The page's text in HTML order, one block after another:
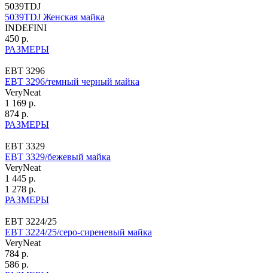
5039TDJ
5039TDJ Женская майка
INDEFINI
450 р.
РАЗМЕРЫ
ЕВТ 3296
ЕВТ 3296/темный черный майка
VeryNeat
1 169 р.
874 р.
РАЗМЕРЫ
ЕВТ 3329
ЕВТ 3329/бежевый майка
VeryNeat
1 445 р.
1 278 р.
РАЗМЕРЫ
ЕВТ 3224/25
ЕВТ 3224/25/серо-сиреневый майка
VeryNeat
784 р.
586 р.